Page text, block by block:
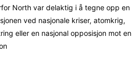
North var delaktig i å tegne opp en
ved nasjonale kriser, atomkrig,
eller en nasjonal opposisjon mot en